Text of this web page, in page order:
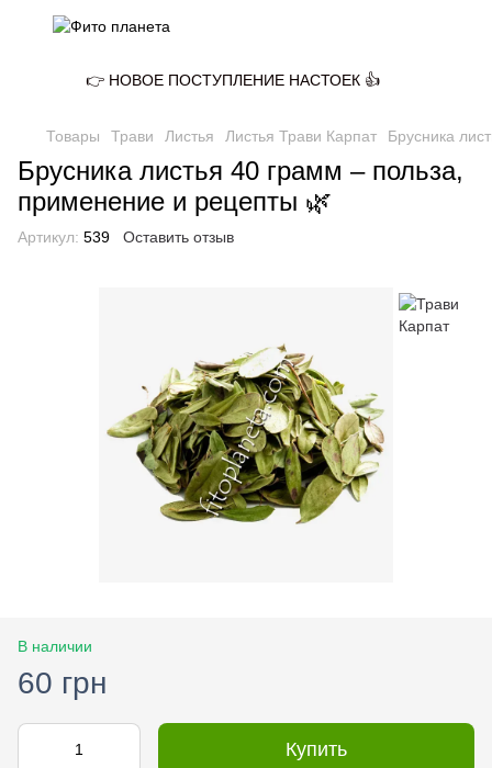
👉 НОВОЕ ПОСТУПЛЕНИЕ НАСТОЕК 👍
Товары Трави Листья Листья Трави Карпат Брусника
Брусника листья 40 грамм – польза,
применение и рецепты 🌿
Артикул: 539 Оставить отзыв
В наличии
60 грн
Купить